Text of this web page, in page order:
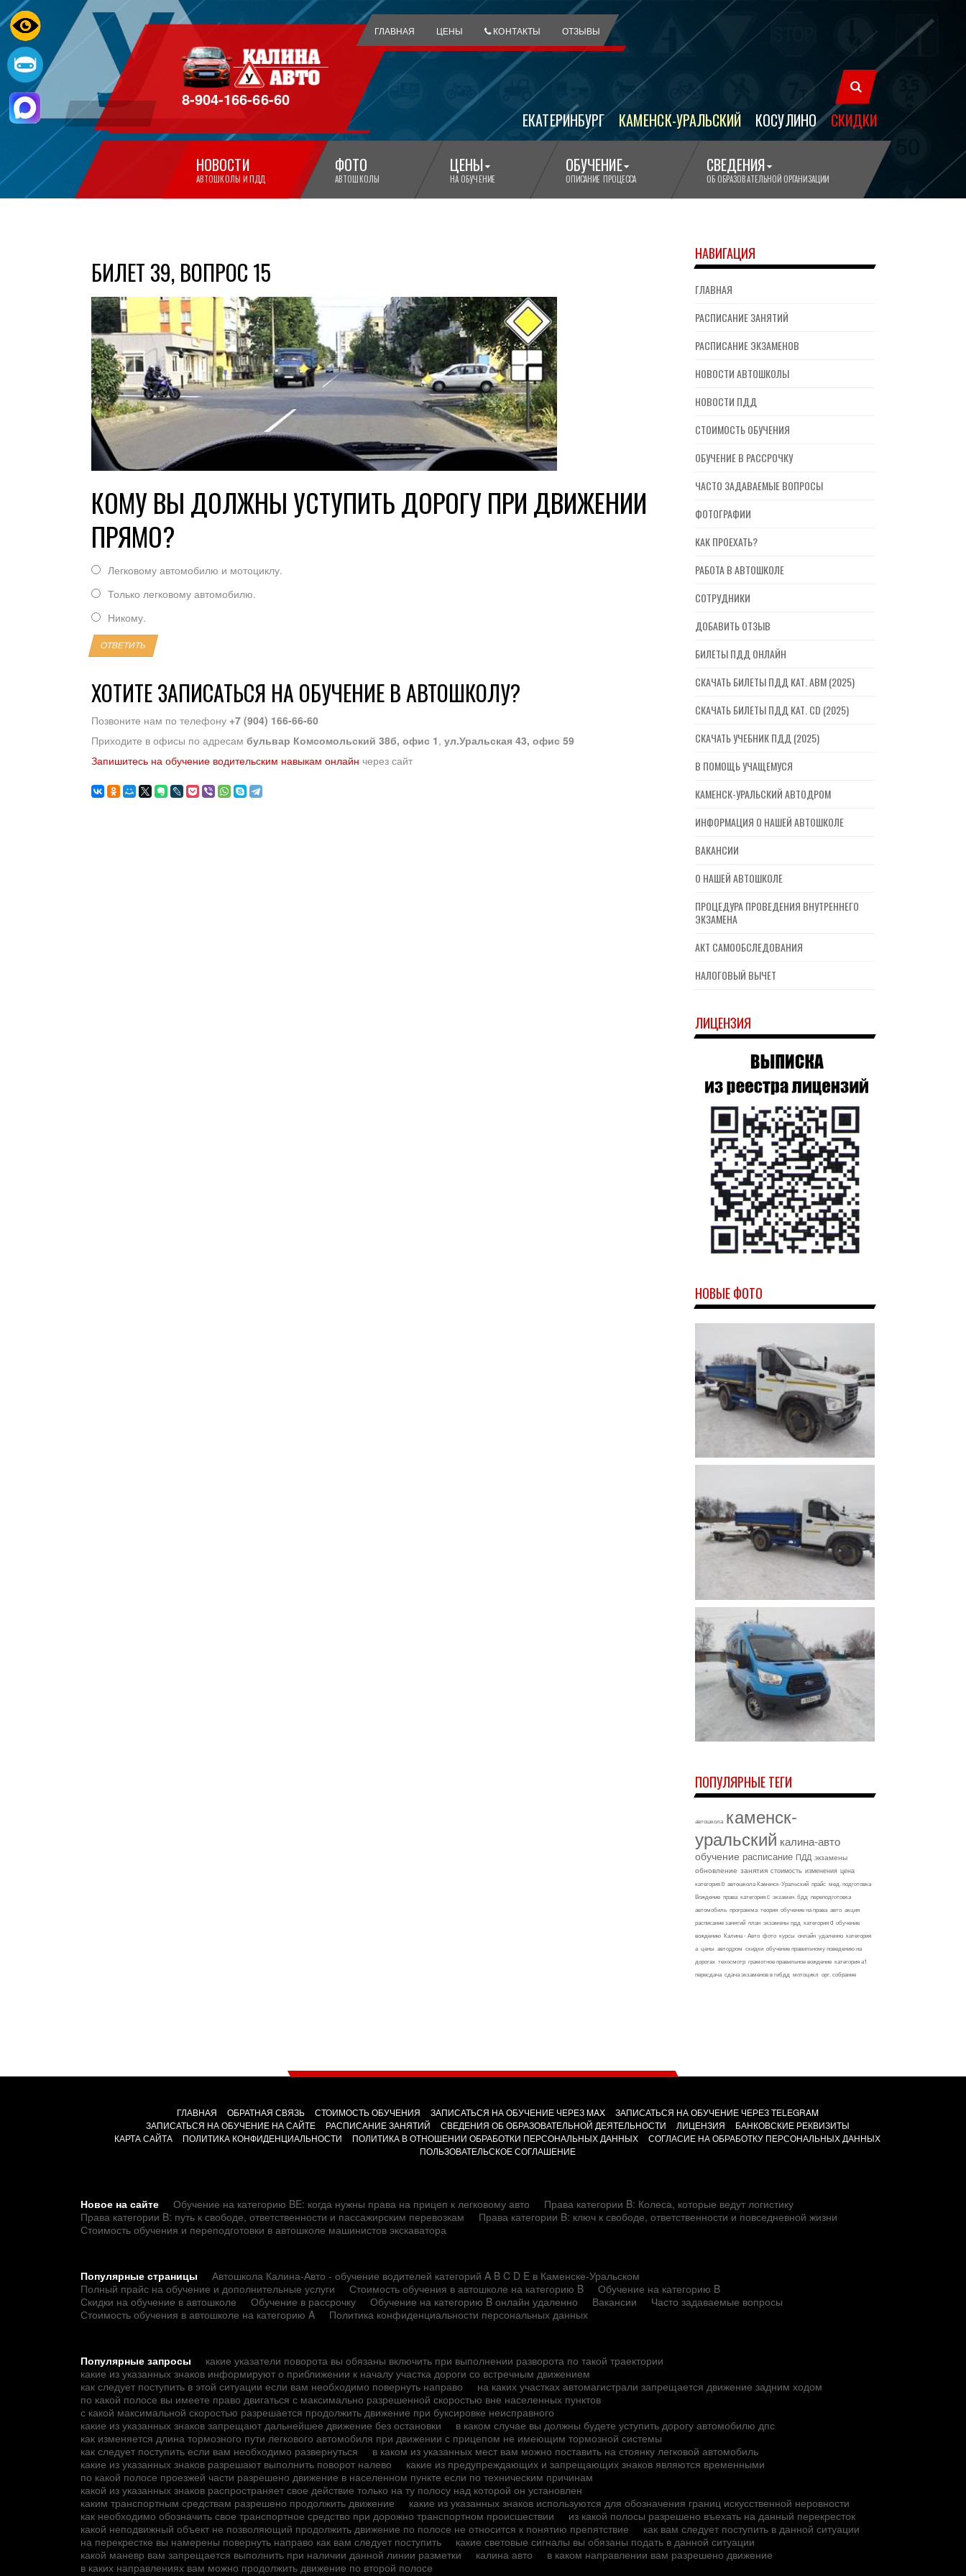
ГЛАВНАЯ ЦЕНЫ КОНТАКТЫ ОТЗЫВЫ
8-904-166-66-60
НОВОСТИ
АВТОШКОЛЫ И ПДД
ФОТО
АВТОШКОЛЫ
ЦЕНЫ
НА ОБУЧЕНИЕ
ОБУЧЕНИЕ
ОПИСАНИЕ ПРОЦЕССА
СВЕДЕНИЯ
ОБ ОБРАЗОВАТЕЛЬНОЙ ОРГАНИЗАЦИИ
ЕКАТЕРИНБУРГ КАМЕНСК-УРАЛЬСКИЙ КОСУЛИНО СКИДКИ
БИЛЕТ 39, ВОПРОС 15
КОМУ ВЫ ДОЛЖНЫ УСТУПИТЬ ДОРОГУ ПРИ ДВИЖЕНИИ
ПРЯМО?
Легковому автомобилю и мотоциклу.
Только легковому автомобилю.
Никому.
ОТВЕТИТЬ
ХОТИТЕ ЗАПИСАТЬСЯ НА ОБУЧЕНИЕ В АВТОШКОЛУ?
Позвоните нам по телефону +7 (904) 166-66-60
Приходите в офисы по адресам бульвар Комсомольский 38б, офис 1, ул.Уральская 43, офис 59
Запишитесь на обучение водительским навыкам онлайн через сайт
НАВИГАЦИЯ
ГЛАВНАЯ
РАСПИСАНИЕ ЗАНЯТИЙ
РАСПИСАНИЕ ЭКЗАМЕНОВ
НОВОСТИ АВТОШКОЛЫ
НОВОСТИ ПДД
СТОИМОСТЬ ОБУЧЕНИЯ
ОБУЧЕНИЕ В РАССРОЧКУ
ЧАСТО ЗАДАВАЕМЫЕ ВОПРОСЫ
ФОТОГРАФИИ
КАК ПРОЕХАТЬ?
РАБОТА В АВТОШКОЛЕ
СОТРУДНИКИ
ДОБАВИТЬ ОТЗЫВ
БИЛЕТЫ ПДД ОНЛАЙН
СКАЧАТЬ БИЛЕТЫ ПДД КАТ. ABM (2025)
СКАЧАТЬ БИЛЕТЫ ПДД КАТ. CD (2025)
СКАЧАТЬ УЧЕБНИК ПДД (2025)
В ПОМОЩЬ УЧАЩЕМУСЯ
КАМЕНСК-УРАЛЬСКИЙ АВТОДРОМ
ИНФОРМАЦИЯ О НАШЕЙ АВТОШКОЛЕ
ВАКАНСИИ
О НАШЕЙ АВТОШКОЛЕ
ПРОЦЕДУРА ПРОВЕДЕНИЯ ВНУТРЕННЕГО
ЭКЗАМЕНА
АКТ САМООБСЛЕДОВАНИЯ
НАЛОГОВЫЙ ВЫЧЕТ
ЛИЦЕНЗИЯ
НОВЫЕ ФОТО
ПОПУЛЯРНЫЕ ТЕГИ
автошкола каменск-
уральский калина-авто
обучение расписание ПДД экзамены
обновление занятия стоимость изменения цена
категория b автошкола Каменск-Уральский прайс мед. подготовка
Вождение права категория c экзамен бдд переподготовка
автомобиль программа теория обучение на права авто акция
расписание занятий план экзамены пдд категория d обучение
вождению Калина - Авто фото курсы онлайн удаленно категория
а цены автодром скидки обучение правильному поведению на
дорогах техосмотр грамотное правильное вождение категория а1
пересдача сдача экзаменов в гибдд мотоцикл орг. собрание
ГЛАВНАЯ ОБРАТНАЯ СВЯЗЬ СТОИМОСТЬ ОБУЧЕНИЯ ЗАПИСАТЬСЯ НА ОБУЧЕНИЕ ЧЕРЕЗ MAX
ЗАПИСАТЬСЯ НА ОБУЧЕНИЕ ЧЕРЕЗ TELEGRAM
ЗАПИСАТЬСЯ НА ОБУЧЕНИЕ НА САЙТЕ
РАСПИСАНИЕ ЗАНЯТИЙ СВЕДЕНИЯ ОБ ОБРАЗОВАТЕЛЬНОЙ ДЕЯТЕЛЬНОСТИ ЛИЦЕНЗИЯ
БАНКОВСКИЕ РЕКВИЗИТЫ
КАРТА САЙТА
ПОЛИТИКА КОНФИДЕНЦИАЛЬНОСТИ ПОЛИТИКА В ОТНОШЕНИИ ОБРАБОТКИ ПЕРСОНАЛЬНЫХ ДАННЫХ
СОГЛАСИЕ НА ОБРАБОТКУ ПЕРСОНАЛЬНЫХ ДАННЫХ
ПОЛЬЗОВАТЕЛЬСКОЕ СОГЛАШЕНИЕ
Новое на сайте Обучение на категорию BE: когда нужны права на прицеп к легковому авто
Права категории B: Колеса, которые ведут логистику
Права категории B: путь к свободе, ответственности и пассажирским перевозкам
Права категории B: ключ к свободе, ответственности и повседневной жизни
Стоимость обучения и переподготовки в автошколе машинистов экскаватора
Популярные страницы
Автошкола Калина-Авто - обучение водителей категорий A B C D E в Каменске-Уральском
Полный прайс на обучение и дополнительные услуги
Стоимость обучения в автошколе на категорию B
Обучение на категорию B
Скидки на обучение в автошколе
Обучение в рассрочку Обучение на категорию B онлайн удаленно Вакансии
Часто задаваемые вопросы
Стоимость обучения в автошколе на категорию A
Политика конфиденциальности персональных данных
Популярные запросы
какие указатели поворота вы обязаны включить при выполнении разворота по такой траектории
какие из указанных знаков информируют о приближении к началу участка дороги со встречным движением
как следует поступить в этой ситуации если вам необходимо повернуть направо
на каких участках автомагистрали запрещается движение задним ходом
по какой полосе вы имеете право двигаться с максимально разрешенной скоростью вне населенных пунктов
с какой максимальной скоростью разрешается продолжить движение при буксировке неисправного
какие из указанных знаков запрещают дальнейшее движение без остановки
в каком случае вы должны будете уступить дорогу автомобилю дпс
как изменяется длина тормозного пути легкового автомобиля при движении с прицепом не имеющим тормозной системы
как следует поступить если вам необходимо развернуться
в каком из указанных мест вам можно поставить на стоянку легковой автомобиль
какие из указанных знаков разрешают выполнить поворот налево
какие из предупреждающих и запрещающих знаков являются временными
по какой полосе проезжей части разрешено движение в населенном пункте если по техническим причинам
какой из указанных знаков распространяет свое действие только на ту полосу над которой он установлен
каким транспортным средствам разрешено продолжить движение
какие из указанных знаков используются для обозначения границ искусственной неровности
как необходимо обозначить свое транспортное средство при дорожно транспортном происшествии
из какой полосы разрешено въехать на данный перекресток
какой неподвижный объект не позволяющий продолжить движение по полосе не относится к понятию препятствие
как вам следует поступить в данной ситуации
на перекрестке вы намерены повернуть направо как вам следует поступить
какие световые сигналы вы обязаны подать в данной ситуации
какой маневр вам запрещается выполнить при наличии данной линии разметки
калина авто
в каком направлении вам разрешено движение
в каких направлениях вам можно продолжить движение по второй полосе